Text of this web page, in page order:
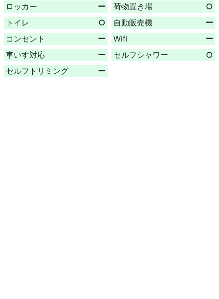
ロッカー
ー 荷物置き場
○
トイレ
○ 自動販売機
ー
コンセント
ー Wifi
ー
車いす対応
ー セルフシャワー
○
セルフトリミング
ー